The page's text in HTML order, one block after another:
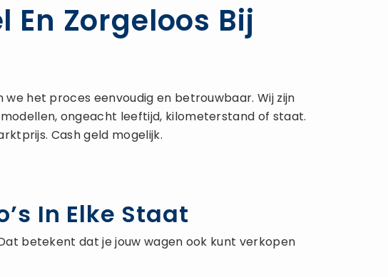
Zorgeloos Bij
het proces eenvoudig en betrouwbaar. Wij zijn
ongeacht leeftijd, kilometerstand of staat.
Cash geld mogelijk.
In Elke Staat
betekent dat je jouw wagen ook kunt verkopen